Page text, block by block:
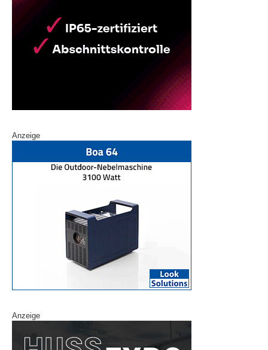
Anzeige
Anzeige